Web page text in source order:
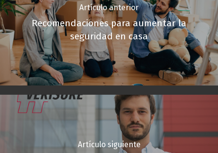
Artículo anterior
Recomendaciones para aumentar la
seguridad en casa
Artículo siguiente